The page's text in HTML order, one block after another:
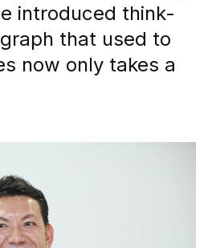
introduced think-
that used to
now only takes a